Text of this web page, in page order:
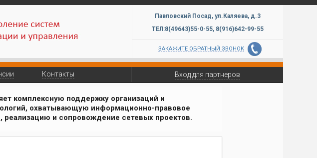
Павловский Посад, ул.Каляева, д.3
ТЕЛ:8(49643)55-0-55, 8(916)642-99-55
ЗАКАЖИТЕ ОБРАТНЫЙ ЗВОНОК
Контакты Вход для партнеров
комплексную поддержку организаций и
охватывающую информационно-правовое
реализацию и сопровождение сетевых проектов.